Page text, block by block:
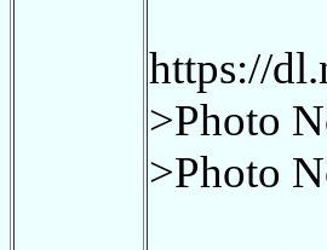
https://
>Photo
>Photo